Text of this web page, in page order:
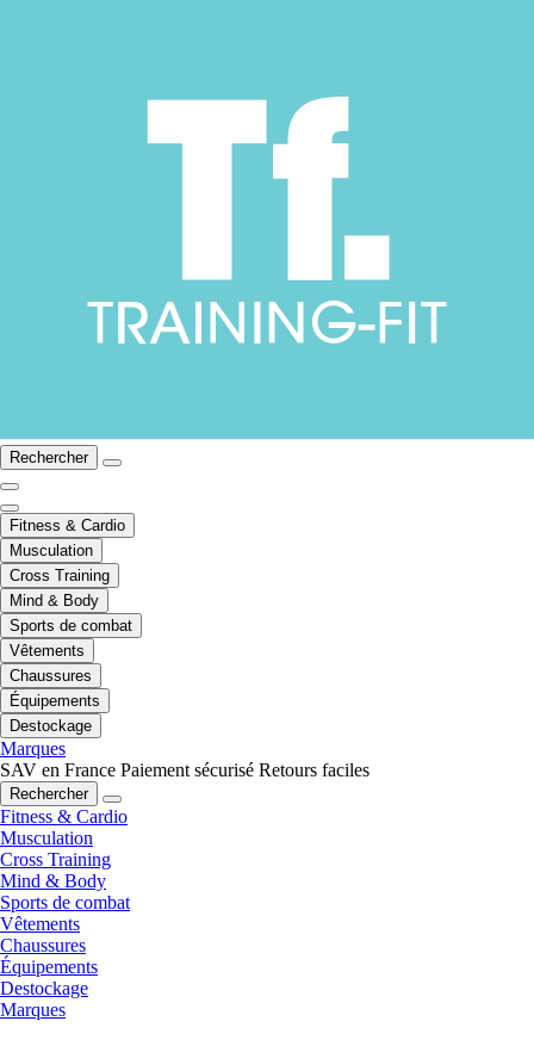
Rechercher
Fitness & Cardio
Musculation
Cross Training
Mind & Body
Sports de combat
Vêtements
Chaussures
Équipements
Destockage
Marques
SAV en France Paiement sécurisé Retours faciles
Rechercher
Fitness & Cardio
Musculation
Cross Training
Mind & Body
Sports de combat
Vêtements
Chaussures
Équipements
Destockage
Marques